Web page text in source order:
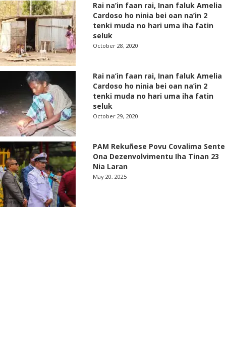
Rai na’in faan rai, Inan faluk Amelia
Cardoso ho ninia bei oan na’in 2
tenki muda no hari uma iha fatin
seluk
October 28, 2020
Rai na’in faan rai, Inan faluk Amelia
Cardoso ho ninia bei oan na’in 2
tenki muda no hari uma iha fatin
seluk
October 29, 2020
PAM Rekuñese Povu Covalima Sente
Ona Dezenvolvimentu Iha Tinan 23
Nia Laran
May 20, 2025